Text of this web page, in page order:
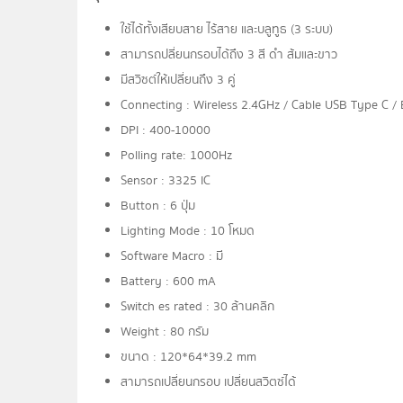
ใช้ได้ทั้งเสียบสาย ไร้สาย และบลูทูธ (3 ระบบ)
สามารถปลี่ยนกรอบได้ถึง 3 สี ดำ ส้มและขาว
มีสวิซต์ให้เปลี่ยนถึง 3 คู่
Connecting : Wireless 2.4GHz / Cable USB Type C
DPI : 400-10000
Polling rate: 1000Hz
Sensor : 3325 IC
Button : 6 ปุ่ม
Lighting Mode : 10 โหมด
Software Macro : มี
Battery : 600 mA
Switch es rated : 30 ล้านคลิก
Weight : 80 กรัม
ขนาด : 120*64*39.2 mm
สามารถเปลี่ยนกรอบ เปลี่ยนสวิตซ์ได้